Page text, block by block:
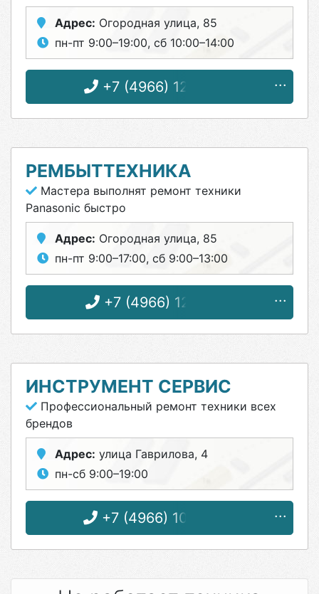
Адрес: Огородная улица, 85
пн-пт 9:00–19:00, сб 10:00–14:00
+7 (4966) 12-57-50
РЕМБЫТТЕХНИКА
Мастера выполнят ремонт техники
Panasonic быстро
Адрес: Огородная улица, 85
пн-пт 9:00–17:00, сб 9:00–13:00
+7 (4966) 12-25-18
ИНСТРУМЕНТ СЕРВИС
Профессиональный ремонт техники всех
брендов
Адрес: улица Гаврилова, 4
пн-сб 9:00–19:00
+7 (4966) 10-09-08